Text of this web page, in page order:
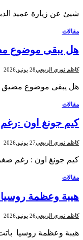
شيئ عن زيارة عميد
مقالات
هل يبقى موضوع
كاظم نوري الربيعي28 يونيو,2026
هل يبقى موضوع مضيق
مقالات
كيم جونغ اون
كاظم نوري الربيعي27 يونيو,2026
كيم جونغ اون : رغم
مقالات
هيبة وعظمة
كاظم نوري الربيعي26 يونيو,2026
هيبة وعظمة روسيا